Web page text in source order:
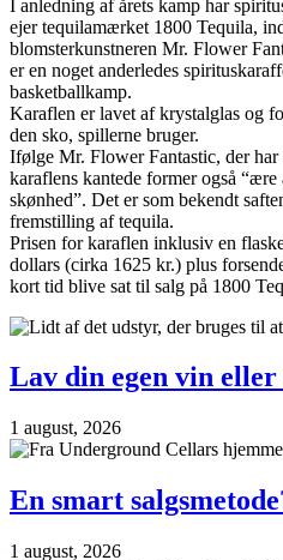
I anledning af årets kamp har
ejer tequilamærket 1800 Tequila,
blomsterkunstneren Mr. Flower
er en noget anderledes
basketballkamp.
Karaflen er lavet af krystalglas og
den sko, spillerne bruger.
Ifølge Mr. Flower Fantastic, der har
karaflens kantede former også “ære
skønhed”. Det er som bekendt
fremstilling af tequila.
Prisen for karaflen inklusiv en
dollars (cirka 1625 kr.) plus
kort tid blive sat til salg på 1800
Lav din egen vin
1 august, 2026
En smart
1 august, 2026